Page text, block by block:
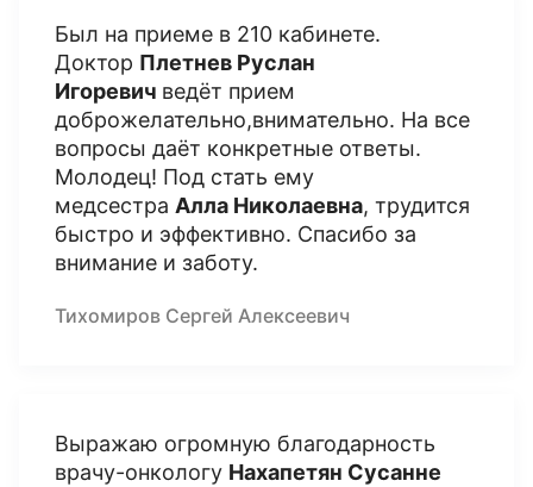
Был на приеме в 210 кабинете.
Доктор Плетнев Руслан
Игоревич ведёт прием
доброжелательно,внимательно. На все
вопросы даёт конкретные ответы.
Молодец! Под стать ему
медсестра Алла Николаевна, трудится
быстро и эффективно. Спасибо за
внимание и заботу.
Тихомиров Сергей Алексеевич
Выражаю огромную благодарность
врачу-онкологу Нахапетян Сусанне